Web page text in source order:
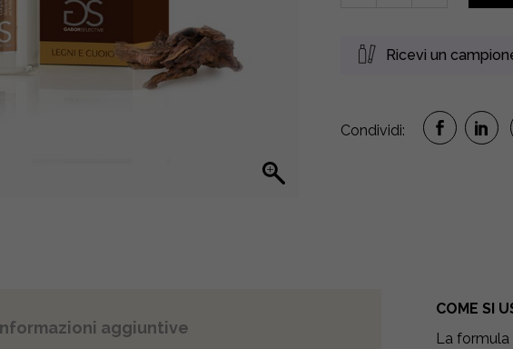
Cheveux
e
Ricevi un
Condividi:
aggiuntive
COME SI
La formula